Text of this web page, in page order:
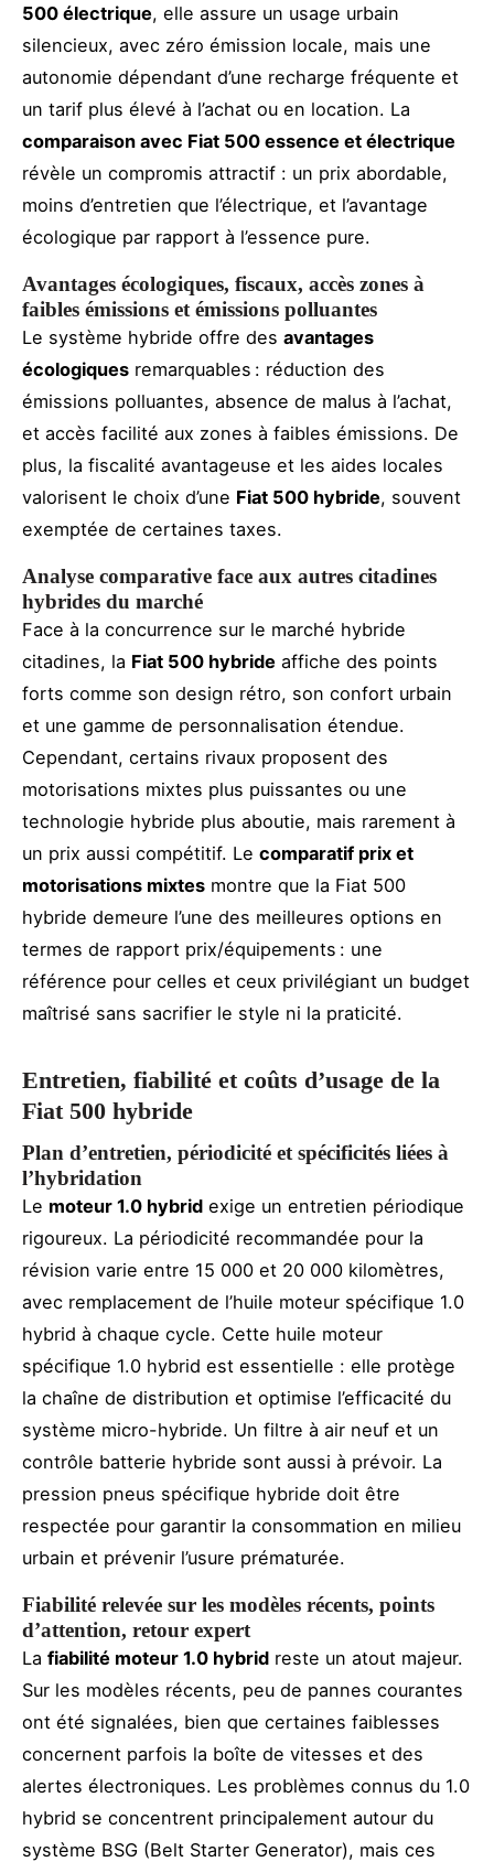
500 électrique, elle assure un usage urbain
silencieux, avec zéro émission locale, mais une
autonomie dépendant d’une recharge fréquente et
un tarif plus élevé à l’achat ou en location. La
comparaison avec Fiat 500 essence et électrique
révèle un compromis attractif : un prix abordable,
moins d’entretien que l’électrique, et l’avantage
écologique par rapport à l’essence pure.
Avantages écologiques, fiscaux, accès zones à
faibles émissions et émissions polluantes
Le système hybride offre des avantages
écologiques remarquables : réduction des
émissions polluantes, absence de malus à l’achat,
et accès facilité aux zones à faibles émissions. De
plus, la fiscalité avantageuse et les aides locales
valorisent le choix d’une Fiat 500 hybride, souvent
exemptée de certaines taxes.
Analyse comparative face aux autres citadines
hybrides du marché
Face à la concurrence sur le marché hybride
citadines, la Fiat 500 hybride affiche des points
forts comme son design rétro, son confort urbain
et une gamme de personnalisation étendue.
Cependant, certains rivaux proposent des
motorisations mixtes plus puissantes ou une
technologie hybride plus aboutie, mais rarement à
un prix aussi compétitif. Le comparatif prix et
motorisations mixtes montre que la Fiat 500
hybride demeure l’une des meilleures options en
termes de rapport prix/équipements : une
référence pour celles et ceux privilégiant un budget
maîtrisé sans sacrifier le style ni la praticité.
Entretien, fiabilité et coûts d’usage de la
Fiat 500 hybride
Plan d’entretien, périodicité et spécificités liées à
l’hybridation
Le moteur 1.0 hybrid exige un entretien périodique
rigoureux. La périodicité recommandée pour la
révision varie entre 15 000 et 20 000 kilomètres,
avec remplacement de l’huile moteur spécifique 1.0
hybrid à chaque cycle. Cette huile moteur
spécifique 1.0 hybrid est essentielle : elle protège
la chaîne de distribution et optimise l’efficacité du
système micro-hybride. Un filtre à air neuf et un
contrôle batterie hybride sont aussi à prévoir. La
pression pneus spécifique hybride doit être
respectée pour garantir la consommation en milieu
urbain et prévenir l’usure prématurée.
Fiabilité relevée sur les modèles récents, points
d’attention, retour expert
La fiabilité moteur 1.0 hybrid reste un atout majeur.
Sur les modèles récents, peu de pannes courantes
ont été signalées, bien que certaines faiblesses
concernent parfois la boîte de vitesses et des
alertes électroniques. Les problèmes connus du 1.0
hybrid se concentrent principalement autour du
système BSG (Belt Starter Generator), mais ces